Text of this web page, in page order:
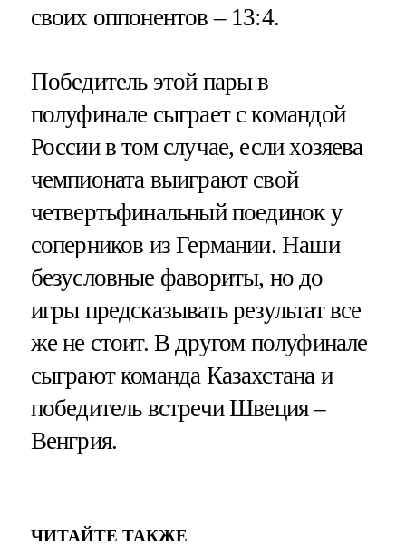
своих оппонентов – 13:4.
Победитель этой пары в
полуфинале сыграет с командой
России в том случае, если хозяева
чемпионата выиграют свой
четвертьфинальный поединок у
соперников из Германии. Наши
безусловные фавориты, но до
игры предсказывать результат все
же не стоит. В другом полуфинале
сыграют команда Казахстана и
победитель встречи Швеция –
Венгрия.
ЧИТАЙТЕ ТАКЖЕ